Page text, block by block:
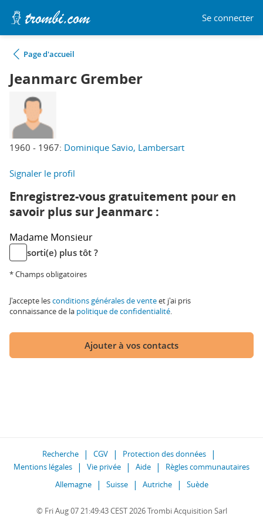
Se connecter
Page d'accueil
Jeanmarc Grember
1960 - 1967: Dominique Savio, Lambersart
Signaler le profil
Enregistrez-vous gratuitement pour en
savoir plus sur Jeanmarc :
Madame Monsieur
sorti(e) plus tôt ?
* Champs obligatoires
J'accepte lesconditions générales de venteet j'ai pris
connaissance de la politique de confidentialité.
Ajouter à vos contacts
Recherche CGV
Protection des données
Mentions légales
Vie privée Aide
Règles communautaires
Allemagne
Suisse Autriche Suède
© Fri Aug 07 21:49:43 CEST 2026 Trombi Acquisition Sarl